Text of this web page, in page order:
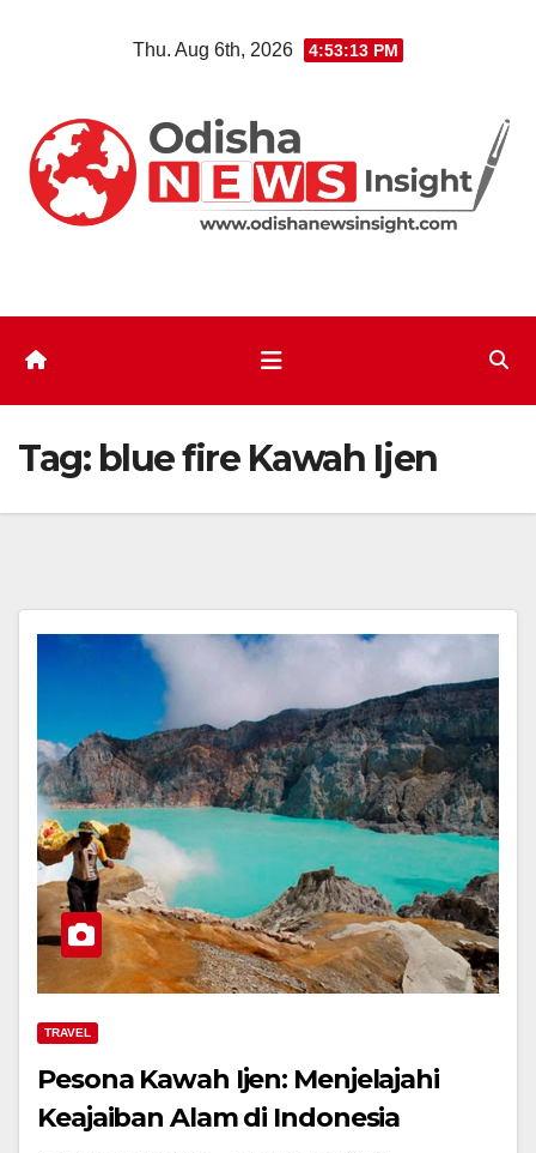
Thu. Aug 6th, 2026 4:53:13 PM
Tag: blue fire Kawah Ijen
TRAVEL
Pesona Kawah Ijen: Menjelajahi
Keajaiban Alam di Indonesia